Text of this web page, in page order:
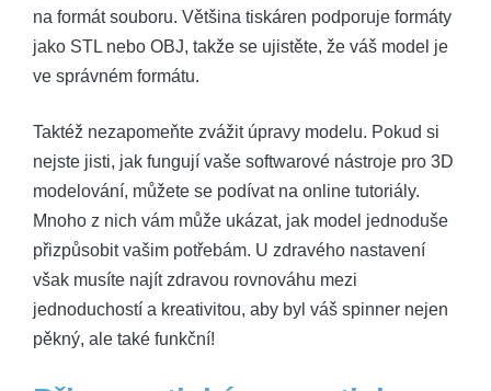
na formát souboru. Většina tiskáren podporuje formáty
jako STL nebo OBJ, takže se ujistěte, že váš model je
ve správném formátu.
Taktéž nezapomeňte zvážit úpravy modelu. Pokud si
nejste jisti, jak fungují vaše softwarové nástroje pro 3D
modelování, můžete se podívat na online tutoriály.
Mnoho z nich vám může ukázat, jak model jednoduše
přizpůsobit vašim potřebám. U zdravého nastavení
však musíte najít zdravou rovnováhu mezi
jednoduchostí a kreativitou, aby byl váš spinner nejen
pěkný, ale také funkční!